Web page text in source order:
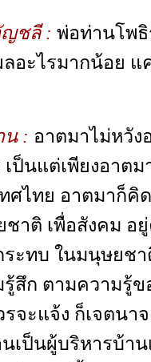
ชลี : พ่อท่านโพ
อะไรมากน้อย แ
น : อาตมาไม่หวัง
เป็นแต่เพียงอาต
ศไทย อาตมาก็คิ
าติ เพื่อสังคม อ
ระทบ ในมนุษยช
สึก ตามความรู้ข
จะแจ้ง ก็เจตนา
เป็นผู้บริหารบ้า